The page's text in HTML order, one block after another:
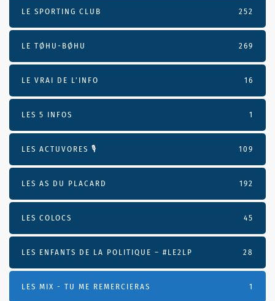
LE SPORTING CLUB 252
LE TØHU-BØHU 269
LE VRAI DE L’INFO 16
LES 5 INFOS 1
LES ACTUVORES 🎙 109
LES AS DU PLACARD 192
LES COLOCS 45
LES ENFANTS DE LA POLITIQUE – #LE2LP 28
LES MIX - TU ME REMERCIERAS 1